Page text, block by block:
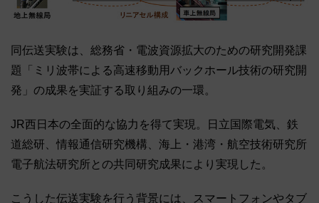
同伝送実験は、総務省・電波資源拡大のための研究開発課
題「ミリ波帯による高速移動用バックホール技術の研究開
発」の成果を実証する取り組みの一環。
JR西日本の全面的な協力を得て実現。日立国際電気、鉄
道総研、情報通信研究機構、海上・港湾・航空技術研究所
電子航法研究所との共同研究成果により実現した。
こうした伝送実験を行う背景には、スマートフォンやタブ